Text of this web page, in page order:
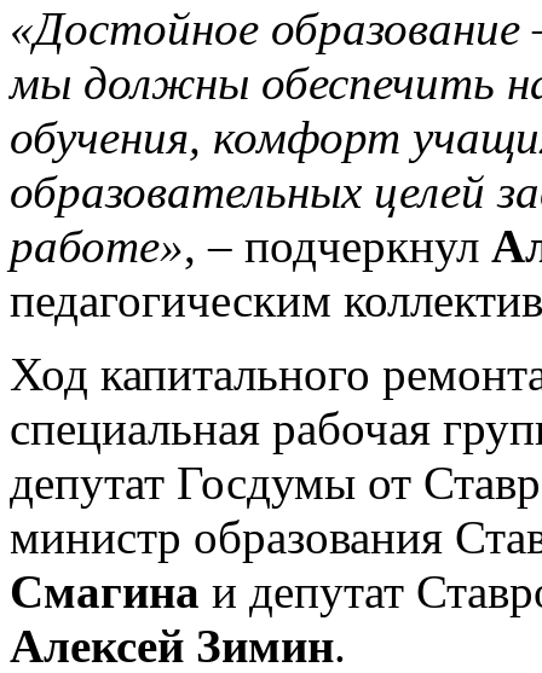
«Достойное
мы должны обеспечить
обучения, комфорт
образовательных целей
работе», – подчеркнул
педагогическим
Ход капитального
специальная рабочая
депутат Госдумы от
министр образования
Смагина и депутат
Алексей Зимин.